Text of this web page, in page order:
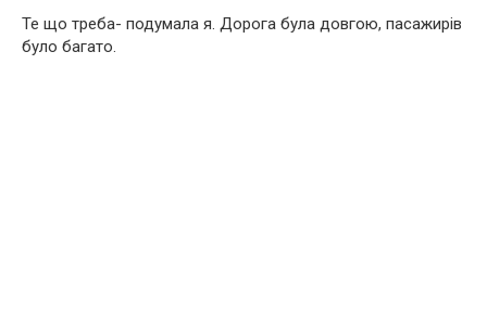
Те що треба- подумала я. Дорога була довгою, пасажирів
було багато.